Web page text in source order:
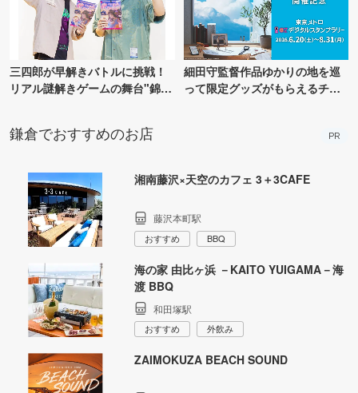
三四郎が早解きバトルに挑戦！
リアル謎解きゲームの舞台"錦糸
細田守監督作品ゆかりの地を巡
って限定グッズがもらえるチャ
鎌倉でおすすめのお店 PR
湘南藤沢×天空のカフェ 3＋3CAFE
藤沢本町駅
おすすめ BBQ
海の家 由比ヶ浜 －KAITO YUIGAMA－海
渡 BBQ
和田塚駅
おすすめ 外飲み
ZAIMOKUZA BEACH SOUND